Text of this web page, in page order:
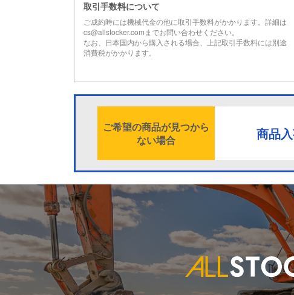
取引手数料について
ご成約時には機械代金の他に取引手数料がかかります。詳細は
cs@allstocker.comまでお問い合わせください。
なお、日本国内から購入される場合、上記取引手数料には別途
消費税がかかります。
ご希望の商品が見つから
ない場合
商品